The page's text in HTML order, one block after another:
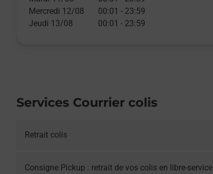
Mercredi 12/08
00:01 - 23:59
Jeudi 13/08
00:01 - 23:59
Services Courrier colis
Retrait colis
Consigne Pickup : retrait de vos colis en libre-service